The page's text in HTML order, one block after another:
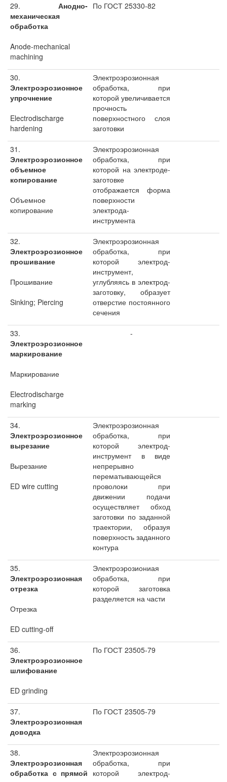
29. Анодно-
механическая
обработка
Anode-mechanical
machining
По ГОСТ 25330-82
30.
Электроэрозионное
упрочнение
Electrodischarge
hardening
Электроэрозионная
обработка, при
которой увеличивается
прочность
поверхностного слоя
заготовки
31.
Электроэрозионное
объемное
копирование
Объемное
копирование
Электроэрозионная
обработка, при
которой на электроде-
заготовке
отображается форма
поверхности
электрода-
инструмента
32.
Электроэрозионное
прошивание
Прошивание
Sinking; Piercing
Электроэрозионная
обработка, при
которой электрод-
инструмент,
углубляясь в электрод-
заготовку, образует
отверстие постоянного
сечения
33.
Электроэрозионное
маркирование
Маркирование
Electrodischarge
marking
-
34.
Электроэрозионное
вырезание
Вырезание
ED wire cutting
Электроэрозионная
обработка, при
которой электрод-
инструмент в виде
непрерывно
перематывающейся
проволоки при
движении подачи
осуществляет обход
заготовки по заданной
траектории, образуя
поверхность заданного
контура
35.
Электроэрозионная
отрезка
Отрезка
ED cutting-off
Электроэрозиониая
обработка, при
которой заготовка
разделяется на части
36.
Электроэрозионное
шлифование
ED grinding
По ГОСТ 23505-79
37.
Электроэрозионная
доводка
По ГОСТ 23505-79
38.
Электроэрозионная
обработка с прямой
Электроэрозионная
обработка, при
которой электрод-